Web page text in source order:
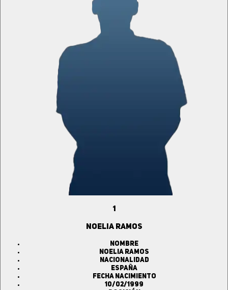
1
NOELIA RAMOS
Nombre
NOELIA RAMOS
Nacionalidad
ESPAÑA
Fecha Nacimiento
10/02/1999